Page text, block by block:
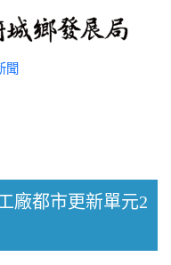
聞
廠都市更新單元2